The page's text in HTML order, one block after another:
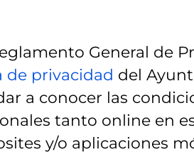
General de
de privacidad del
a conocer las
tanto online en
y/o aplicaciones